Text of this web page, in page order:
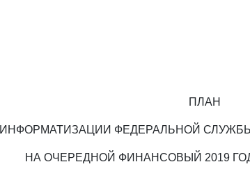
ПЛАН
ИНФОРМАТИЗАЦИИ ФЕДЕРАЛЬНОЙ
НА ОЧЕРЕДНОЙ ФИНАНСОВЫЙ 2019